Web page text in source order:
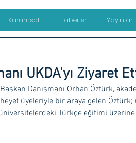
Kurumsal Haberler Yayınlar
UKDA’yı Ziyaret
Danışmanı Orhan Öztürk,
üyeleriyle bir araya gelen
Türkçe eğitimi